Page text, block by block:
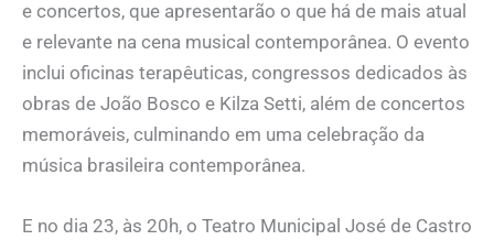
e concertos, que apresentarão o que há de mais atual
e relevante na cena musical contemporânea. O evento
inclui oficinas terapêuticas, congressos dedicados às
obras de João Bosco e Kilza Setti, além de concertos
memoráveis, culminando em uma celebração da
música brasileira contemporânea.
E no dia 23, às 20h, o Teatro Municipal José de Castro